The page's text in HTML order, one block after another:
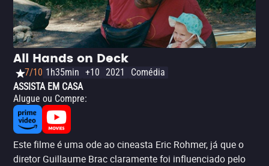
Vincent Lindon se superam neste drama de
relacionamento sexy e emocionalmente volátil de Claire
Denis.
All Hands on Deck
7/10 1h35min +10 2021
Comédia
ASSISTA EM CASA
Alugue ou Compre:
Este filme é uma ode ao cineasta Eric Rohmer, já que o
diretor Guillaume Brac claramente foi influenciado pelo